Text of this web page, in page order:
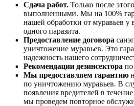
Сдача работ. Только после
выполненными. Мы на 100%
нашей обработки от муравьев у
одного паразита.
Предоставление договора
уничтожение муравьев. Это
надежность нашего
Рекомендации дезинсектора
Мы предоставляем гарантию
по уничтожению муравьев. В
появления вредителей в
мы проведем повторное